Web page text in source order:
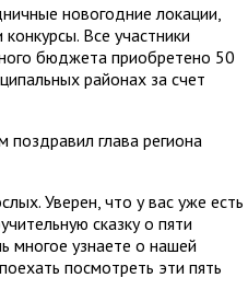
новогодние локации,
Все участники
бюджета приобретено 50
районах за счет
глава региона
Уверен, что у вас уже есть
сказку о пяти
многое узнаете о нашей
посмотреть эти пять